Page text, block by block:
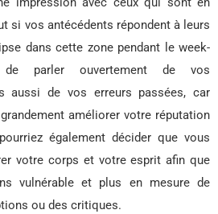
si vos antécédents répondent à leurs
dans cette zone pendant le week-
parler ouvertement de vos
aussi de vos erreurs passées, car
améliorer votre réputation
également décider que vous
votre corps et votre esprit afin que
vulnérable et plus en mesure de
ou des critiques.